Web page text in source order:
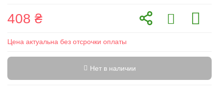
408 ₴
Цена актуальна без отсрочки оплаты
Нет в наличии